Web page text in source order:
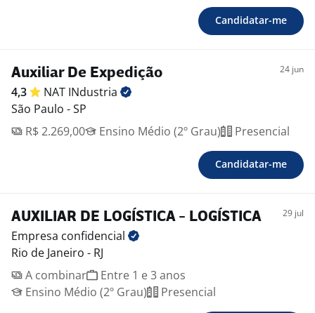
Candidatar-me
Auxiliar De Expedição 24 jun
4,3 NAT INdustria
São Paulo - SP
R$ 2.269,00
Ensino Médio (2º Grau) Presencial
Candidatar-me
AUXILIAR DE LOGÍSTICA - LOGÍSTICA 29 jul
Empresa confidencial
Rio de Janeiro - RJ
A combinar
Entre 1 e 3 anos
Ensino Médio (2º Grau)
Presencial